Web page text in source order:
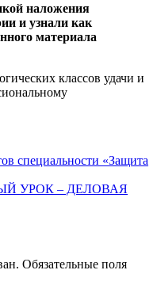
наложения
и узнали как
материала
классов удачи и
специальности «Защита
УРОК – ДЕЛОВАЯ
Обязательные поля